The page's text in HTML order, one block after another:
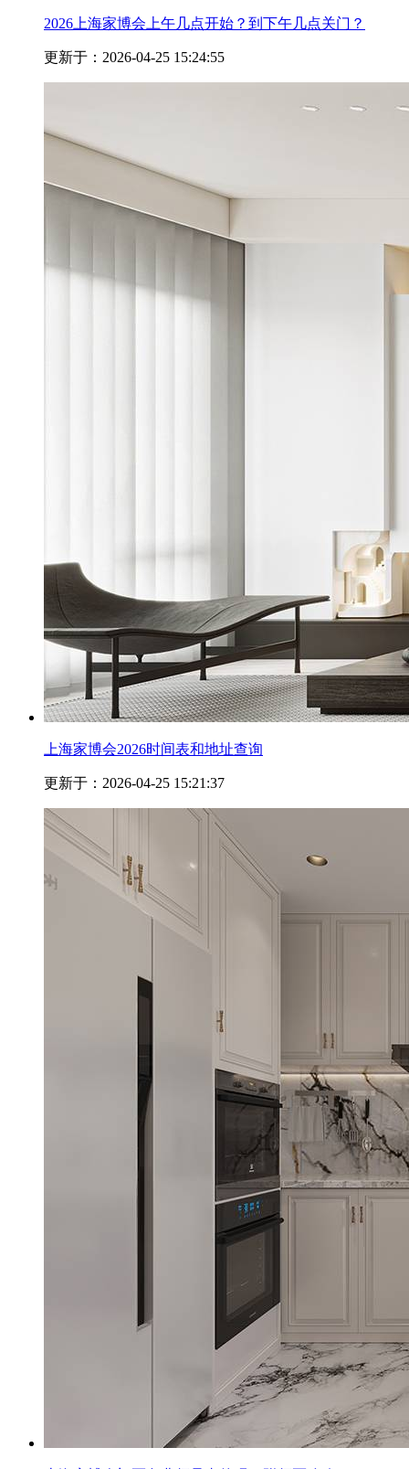
2026上海家博会上午几点开始？到下午几点关门？
更新于：2026-04-25 15:24:55
上海家博会2026时间表和地址查询
更新于：2026-04-25 15:21:37